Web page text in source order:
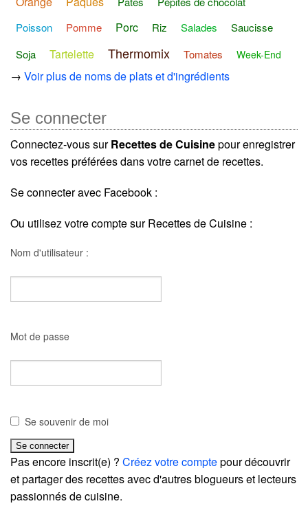
Poisson
Pomme Porc Riz Salades
Saucisse
Soja
Tartelette Thermomix Tomates Week-End
→ Voir plus de noms de plats et d'ingrédients
Se connecter
Connectez-vous surRecettes de Cuisinepour enregistrer
vos recettes préférées dans votre carnet de recettes.
Se connecter avec Facebook :
Ou utilisez votre compte sur Recettes de Cuisine :
Nom d'utilisateur :
Mot de passe
Se souvenir de moi
Pas encore inscrit(e) ? Créez votre comptepour découvrir
et partager des recettes avec d'autres blogueurs et lecteurs
passionnés de cuisine.